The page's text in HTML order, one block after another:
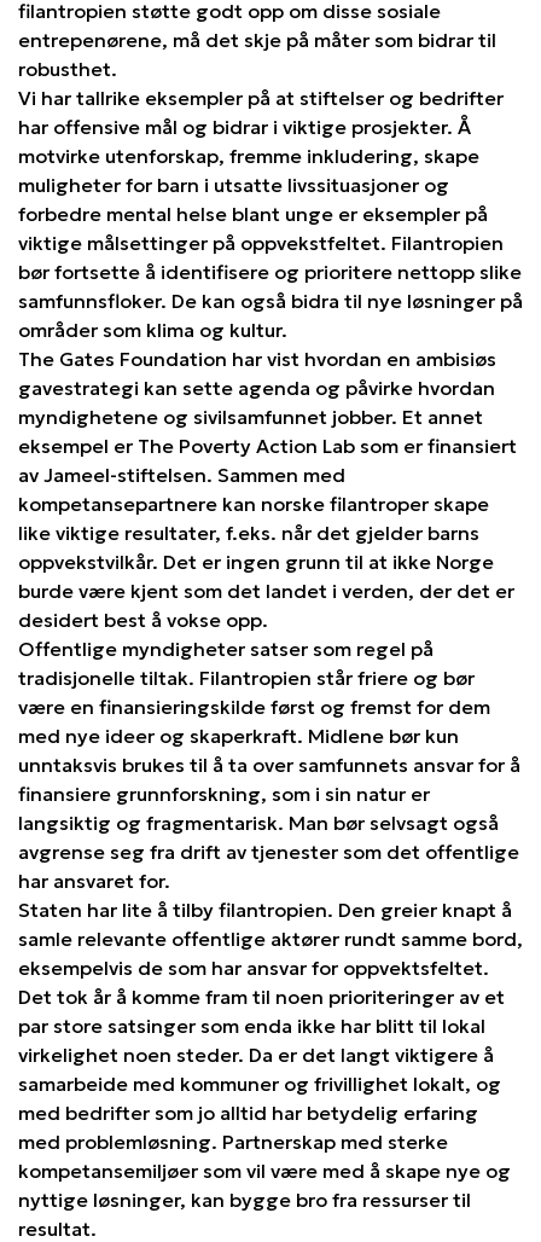
filantropien støtte godt opp om disse sosiale
entrepenørene, må det skje på måter som bidrar til
robusthet.
Vi har tallrike eksempler på at stiftelser og bedrifter
har offensive mål og bidrar i viktige prosjekter. Å
motvirke utenforskap, fremme inkludering, skape
muligheter for barn i utsatte livssituasjoner og
forbedre mental helse blant unge er eksempler på
viktige målsettinger på oppvekstfeltet. Filantropien
bør fortsette å identifisere og prioritere nettopp slike
samfunnsfloker. De kan også bidra til nye løsninger på
områder som klima og kultur.
The Gates Foundation har vist hvordan en ambisiøs
gavestrategi kan sette agenda og påvirke hvordan
myndighetene og sivilsamfunnet jobber. Et annet
eksempel er The Poverty Action Lab som er finansiert
av Jameel-stiftelsen. Sammen med
kompetansepartnere kan norske filantroper skape
like viktige resultater, f.eks. når det gjelder barns
oppvekstvilkår. Det er ingen grunn til at ikke Norge
burde være kjent som det landet i verden, der det er
desidert best å vokse opp.
Offentlige myndigheter satser som regel på
tradisjonelle tiltak. Filantropien står friere og bør
være en finansieringskilde først og fremst for dem
med nye ideer og skaperkraft. Midlene bør kun
unntaksvis brukes til å ta over samfunnets ansvar for å
finansiere grunnforskning, som i sin natur er
langsiktig og fragmentarisk. Man bør selvsagt også
avgrense seg fra drift av tjenester som det offentlige
har ansvaret for.
Staten har lite å tilby filantropien. Den greier knapt å
samle relevante offentlige aktører rundt samme bord,
eksempelvis de som har ansvar for oppvektsfeltet.
Det tok år å komme fram til noen prioriteringer av et
par store satsinger som enda ikke har blitt til lokal
virkelighet noen steder. Da er det langt viktigere å
samarbeide med kommuner og frivillighet lokalt, og
med bedrifter som jo alltid har betydelig erfaring
med problemløsning. Partnerskap med sterke
kompetansemiljøer som vil være med å skape nye og
nyttige løsninger, kan bygge bro fra ressurser til
resultat.